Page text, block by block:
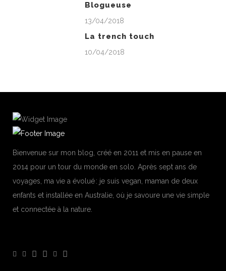
Blogueuse
13/04/2018
La trench touch
10/04/2018
Bienvenue sur mon blog, créé en 2011 et mis en pause en
2014 pour un tour du monde en solo. Après sept ans de
voyages, ma vie a évolué : je suis vegan, maman de deux
enfants et installée en Australie, où je savoure une vie simple
et connectée à la nature.